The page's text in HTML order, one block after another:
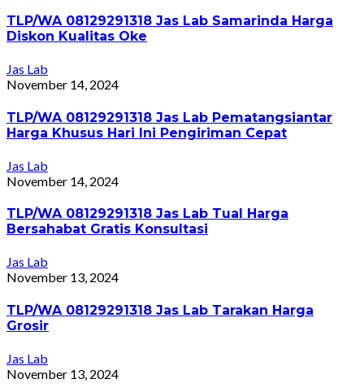
TLP/WA 08129291318 Jas Lab Samarinda Harga
Diskon Kualitas Oke
Jas Lab
November 14, 2024
TLP/WA 08129291318 Jas Lab Pematangsiantar
Harga Khusus Hari Ini Pengiriman Cepat
Jas Lab
November 14, 2024
TLP/WA 08129291318 Jas Lab Tual Harga
Bersahabat Gratis Konsultasi
Jas Lab
November 13, 2024
TLP/WA 08129291318 Jas Lab Tarakan Harga
Grosir
Jas Lab
November 13, 2024